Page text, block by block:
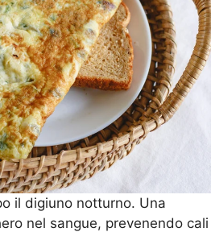
il digiuno notturno. Una
nel sangue, prevenendo cali